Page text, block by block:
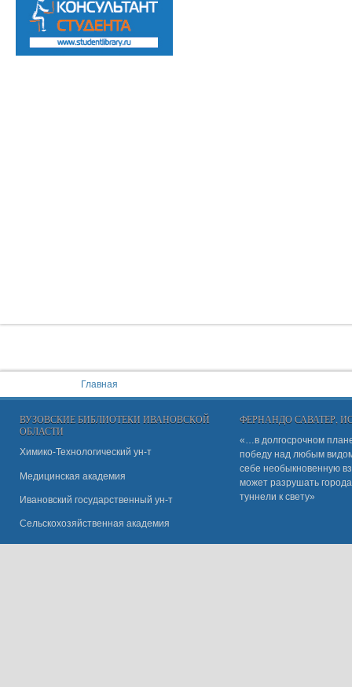
Главная
ВУЗОВСКИЕ БИБЛИОТЕКИ ИВАНОВСКОЙ
ОБЛАСТИ
Химико-Технологический ун-т
Медицинская академия
Ивановский государственный ун-т
Сельскохозяйственная академия
ФЕРНАНДО САВАТЕР,
«…в долгосрочном
победу над любым
себе необыкновенную
может разрушать
туннели к свету»